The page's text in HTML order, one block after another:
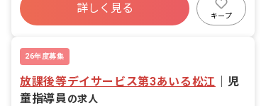
昇給昇進あり
車通勤可
詳しく見る
キープ
26年度募集
放課後等デイサービス第3あいる松江
児
童指導員 の求人